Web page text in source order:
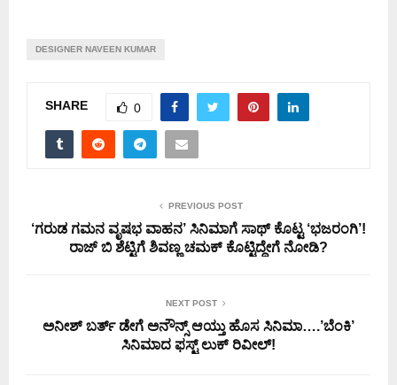
DESIGNER NAVEEN KUMAR
SHARE 0
PREVIOUS POST
‘ಗರುಡ ಗಮನ ವೃಷಭ ವಾಹನ’ ಸಿನಿಮಾಗೆ ಸಾಥ್ ಕೊಟ್ಟ ‘ಭಜರಂಗಿ’!
ರಾಜ್ ಬಿ ಶೆಟ್ಟಿಗೆ ಶಿವಣ್ಣ ಚಮಕ್ ಕೊಟ್ಟಿದ್ದೇಗೆ ನೋಡಿ?
NEXT POST
ಅನೀಶ್ ಬರ್ತ್ ಡೇಗೆ ಅನೌನ್ಸ್ ಆಯ್ತು ಹೊಸ ಸಿನಿಮಾ….’ಬೆಂಕಿ’
ಸಿನಿಮಾದ ಫಸ್ಟ್ ಲುಕ್ ರಿವೀಲ್!